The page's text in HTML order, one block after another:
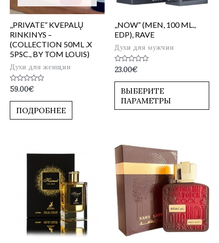
,,PRIVATE” KVEPALŲ
RINKINYS –
(COLLECTION 50ML .X
5PSC., BY TOM LOUIS)
Духи для женщин
Оценка
0
из
59.00€
ПОДРОБНЕЕ
,,NOW” (MEN, 100 ML.,
EDP), RAVE
Духи для мужчин
Оценка
0
из
23.00€
ВЫБЕРИТЕ
ПАРАМЕТРЫ